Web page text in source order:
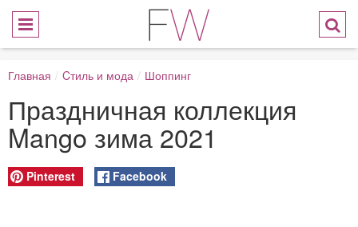
Главная / Cтиль и мода / Шоппинг
Праздничная коллекция
Mango зима 2021
Pinterest Facebook